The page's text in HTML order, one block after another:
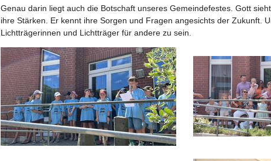
Genau darin liegt auch die Botschaft unseres Gemeindefestes. Gott
ihre Stärken. Er kennt ihre Sorgen und Fragen angesichts der Zukunft.
Lichtträgerinnen und Lichtträger für andere zu sein.